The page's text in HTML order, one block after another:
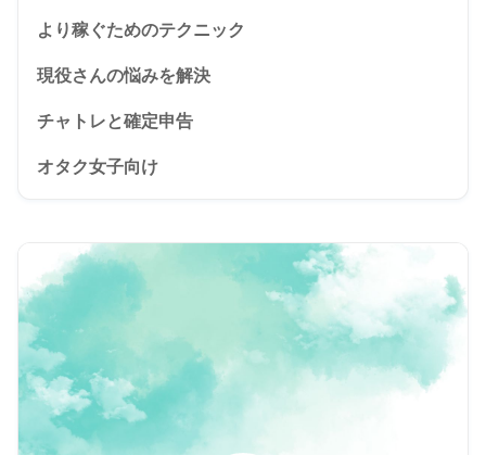
より稼ぐためのテクニック
現役さんの悩みを解決
チャトレと確定申告
オタク女子向け